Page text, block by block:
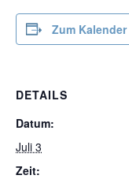
Zum
DETAILS
Datum:
Juli 3
Zeit: